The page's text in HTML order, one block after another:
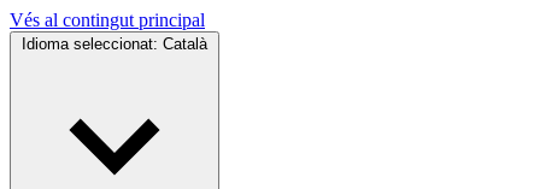
Vés al contingut principal
Idioma seleccionat: Català